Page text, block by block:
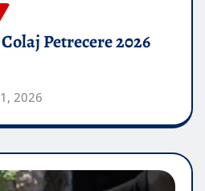
Petrecere 2026
2026